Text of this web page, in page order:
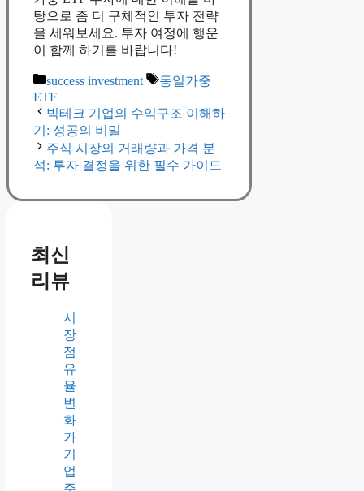
S&P500 동일가중 ETF에 대한 투
자는 다양한 장점과 안정성을 제
공합니다. 이를 통해 포트폴리오
를 다각화할 수 있으며, 시장의 불
확실성 속에서도 보다 안정적인
수익률을 추구할 수 있어요.
투자를 고려할 때 가장 중요한 것
은 자신만의 투자 목표와 위험 감
시장의 흐름과 경제 상황을 지속
리는 것이 중요한데요. 이제 동일
가중 ETF 투자에 대한 이해를 바
탕으로 좀 더 구체적인 투자 전략
이 함께 하기를 바랍니다!
Categories
success investment
빅테크 기업의 수익구조 이해하
기: 성공의 비밀
주식 시장의 거래량과 가격 분
석: 투자 결정을 위한 필수 가이드